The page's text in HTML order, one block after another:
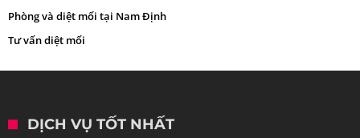
Phòng và diệt mối tại Nam Định
Tư vấn diệt mối
DỊCH VỤ TỐT NHẤT